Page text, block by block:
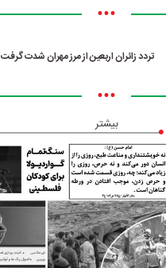
•••
تردد زائران اربعین از مرز مهران شدت گرفت
•••
بیشتر